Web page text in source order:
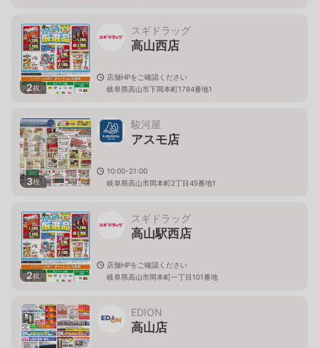
2枚
スギドラッグ
高山西店
店舗HPをご確認ください
岐阜県高山市下岡本町1784番地1
3枚
駿河屋
アスモ店
10:00-21:00
岐阜県高山市岡本町2丁目45番地1
2枚
スギドラッグ
高山駅西店
店舗HPをご確認ください
岐阜県高山市岡本町一丁目101番地
EDION
高山店